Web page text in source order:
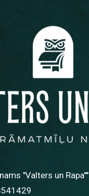
"Valters un Rapa""